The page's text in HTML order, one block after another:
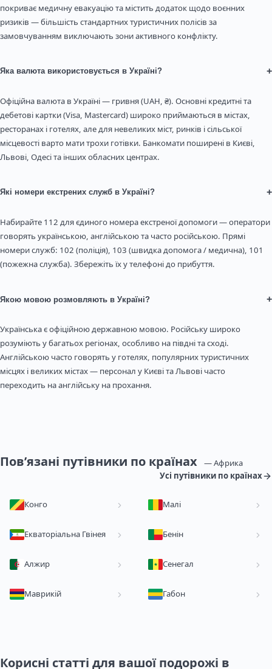
покриває медичну евакуацію та містить додаток щодо воєнних
ризиків — більшість стандартних туристичних полісів за
замовчуванням виключають зони активного конфлікту.
Яка валюта використовується в Україні? +
Офіційна валюта в Україні — гривня (UAH, ₴). Основні кредитні та
дебетові картки (Visa, Mastercard) широко приймаються в містах,
ресторанах і готелях, але для невеликих міст, ринків і сільської
місцевості варто мати трохи готівки. Банкомати поширені в Києві,
Львові, Одесі та інших обласних центрах.
Які номери екстрених служб в Україні? +
Набирайте 112 для єдиного номера екстреної допомоги — оператори
говорять українською, англійською та часто російською. Прямі
номери служб: 102 (поліція), 103 (швидка допомога / медична), 101
(пожежна служба). Збережіть їх у телефоні до прибуття.
Якою мовою розмовляють в Україні? +
Українська є офіційною державною мовою. Російську широко
розуміють у багатьох регіонах, особливо на півдні та сході.
Англійською часто говорять у готелях, популярних туристичних
місцях і великих містах — персонал у Києві та Львові часто
переходить на англійську на прохання.
Пов’язані путівники по країнах
— Африка
Усі путівники по країнах
Конго Малі
Екваторіальна Гвінея Бенін
Алжир Сенегал
Маврикій Габон
Корисні статті для вашої подорожі в